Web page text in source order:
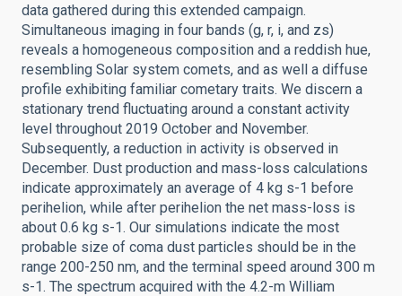
data gathered during this extended campaign.
Simultaneous imaging in four bands (g, r, i, and zs)
reveals a homogeneous composition and a reddish hue,
resembling Solar system comets, and as well a diffuse
profile exhibiting familiar cometary traits. We discern a
stationary trend fluctuating around a constant activity
level throughout 2019 October and November.
Subsequently, a reduction in activity is observed in
December. Dust production and mass-loss calculations
indicate approximately an average of 4 kg s-1 before
perihelion, while after perihelion the net mass-loss is
about 0.6 kg s-1. Our simulations indicate the most
probable size of coma dust particles should be in the
range 200-250 nm, and the terminal speed around 300 m
s-1. The spectrum acquired with the 4.2-m William